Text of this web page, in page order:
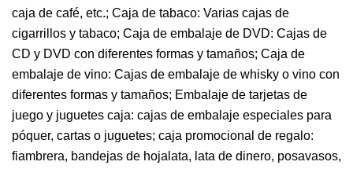
caja de café, etc.; Caja de tabaco: Varias cajas de
cigarrillos y tabaco; Caja de embalaje de DVD: Cajas de
CD y DVD con diferentes formas y tamaños; Caja de
embalaje de vino: Cajas de embalaje de whisky o vino con
diferentes formas y tamaños; Embalaje de tarjetas de
juego y juguetes caja: cajas de embalaje especiales para
póquer, cartas o juguetes; caja promocional de regalo:
fiambrera, bandejas de hojalata, lata de dinero, posavasos,